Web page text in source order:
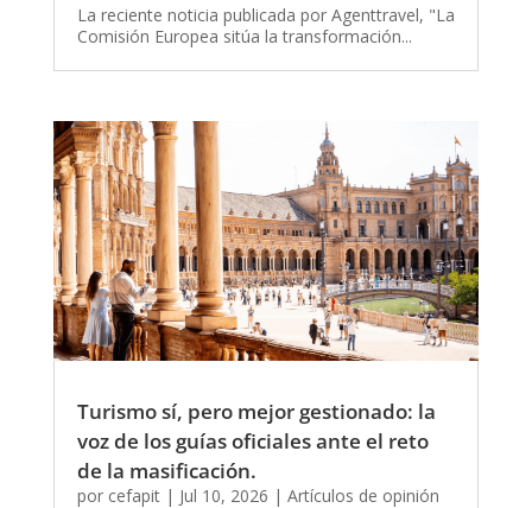
La reciente noticia publicada por Agenttravel, "La
Comisión Europea sitúa la transformación...
Turismo sí, pero mejor gestionado: la
voz de los guías oficiales ante el reto
de la masificación.
por cefapit| Jul 10, 2026 | Artículos de opinión